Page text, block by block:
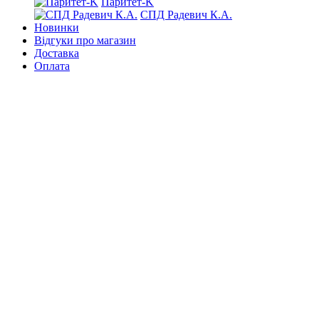
СПД Радевич К.А.
Новинки
Відгуки про магазин
Доставка
Оплата